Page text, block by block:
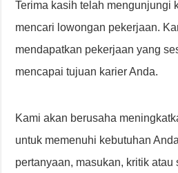
Terima kasih telah mengunjungi
mencari lowongan pekerjaan.
mendapatkan pekerjaan yang
mencapai tujuan karier Anda.
Kami akan berusaha
untuk memenuhi kebutuhan
pertanyaan, masukan, kritik atau